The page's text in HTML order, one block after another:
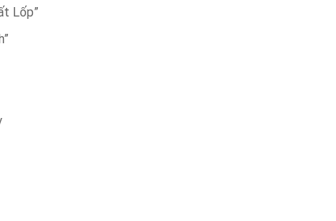
Lốp”